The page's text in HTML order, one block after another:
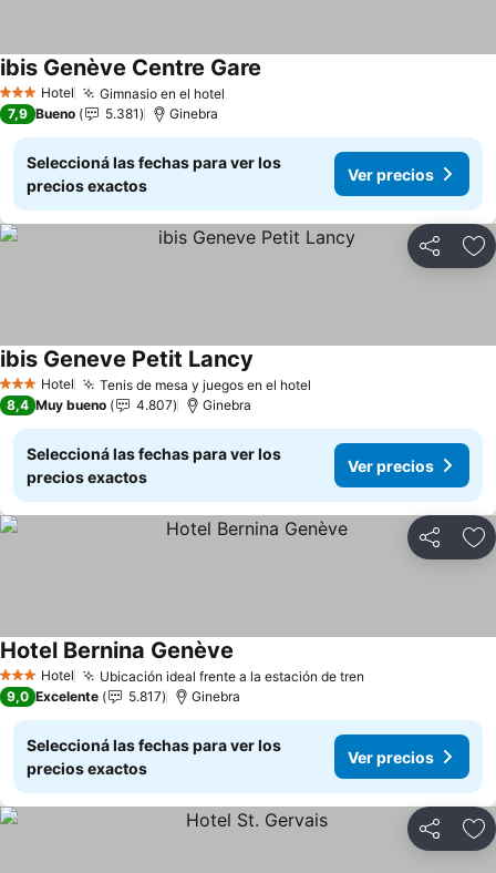
3 Estrellas
Hotel Gimnasio en el hotel
ibis Genève Centre Gare
7,9 Bueno 5.381 Ginebra
Seleccioná las fechas para ver los
precios exactos
Ver precios
Compartir
3 Estrellas
Hotel Tenis de mesa y juegos en el hotel
ibis Geneve Petit Lancy
8,4 Muy bueno 4.807 Ginebra
Seleccioná las fechas para ver los
precios exactos
Ver precios
Compartir
3 Estrellas
Hotel Ubicación ideal frente a la estación de tren
Hotel Bernina Genève
9,0 Excelente 5.817 Ginebra
Seleccioná las fechas para ver los
precios exactos
Ver precios
Compartir